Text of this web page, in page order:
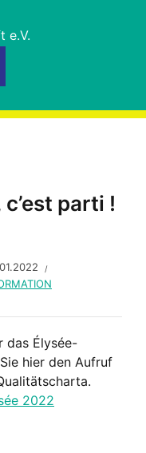
parti !
das Élysée-
hier den Aufruf
2022